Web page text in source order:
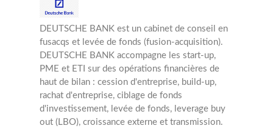
DEUTSCHE BANK est un cabinet de conseil en
fusacqs et levée de fonds (fusion-acquisition).
DEUTSCHE BANK accompagne les start-up,
PME et ETI sur des opérations financières de
haut de bilan : cession d'entreprise, build-up,
rachat d'entreprise, ciblage de fonds
d'investissement, levée de fonds, leverage buy
out (LBO), croissance externe et transmission.